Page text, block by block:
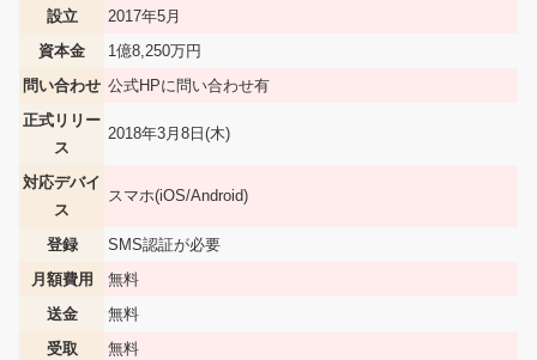
設立
2017年5月
資本金
1億8,250万円
問い合わせ 公式HPに問い合わせ有
正式リリー
ス
2018年3月8日(木)
対応デバイ
ス
スマホ(iOS/Android)
登録
SMS認証が必要
月額費用
無料
送金
無料
受取
無料